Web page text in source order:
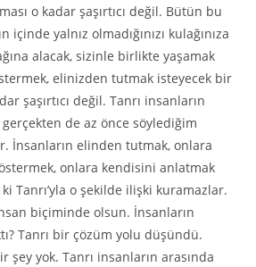
o kadar şaşırtıcı değil. Bütün bu
içinde yalnız olmadığınızı kulağınıza
alacak, sizinle birlikte yaşamak
elinizden tutmak isteyecek bir
şaşırtıcı değil. Tanrı insanların
gerçekten de az önce söylediğim
İnsanların elinden tutmak, onlara
onlara kendisini anlatmak
Tanrı’yla o şekilde ilişki kuramazlar.
biçiminde olsun. İnsanların
Tanrı bir çözüm yolu düşündü.
şey yok. Tanrı insanların arasında